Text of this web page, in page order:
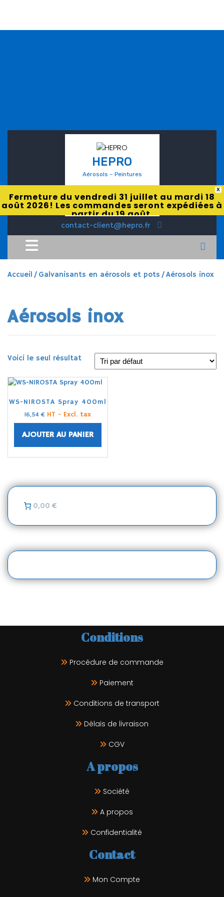
X
Fermeture du vendredi 31 juillet au mardi 18
août 2026! Les commandes seront expédiées à
partir du 19 août.
HEPRO
Aérosols – Peintures
contact-client@hepro.fr
Accueil / Galvanisants en aérosols et pots / Aérosols inox
Aérosols inox
Voici le seul résultat
WS-NIROSTA Spray 400ml
16,54€ HT - Excl. tax
AJOUTER AU PANIER
0,00 €
Conditions
Procédure de commande
Paiement
Conditions de transport
Délais de livraison
CGV
A propos
Société
A propos
Confidentialité
Contact
Mon Compte